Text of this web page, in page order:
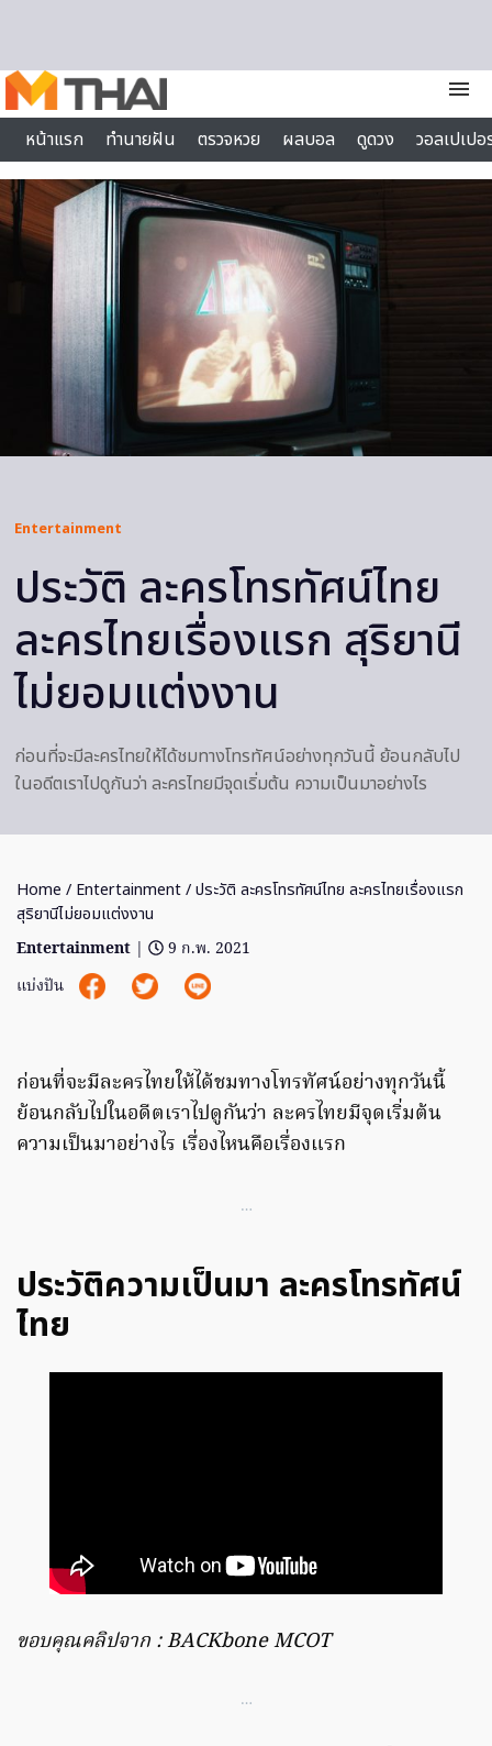
menu
หน้าแรก
ทำนายฝัน ตรวจหวย ผลบอล ดูดวง
วอลเปเป
ไลฟ์สไตล์
Entertainment
ประวัติ ละครโทรทัศน์ไทย
ละครไทยเรื่องแรก สุริยานี
ไม่ยอมแต่งงาน
ก่อนที่จะมีละครไทยให้ได้ชมทางโทรทัศน์อย่างทุกวันนี้ ย้อนกลับไป
ในอดีตเราไปดูกันว่า ละครไทยมีจุดเริ่มต้น ความเป็นมาอย่างไร
Home / Entertainment/ ประวัติ ละครโทรทัศน์ไทย ละครไทยเรื่องแรก
สุริยานีไม่ยอมแต่งงาน
Entertainment |
9 ก.พ. 2021
แบ่งปัน
ก่อนที่จะมีละครไทยให้ได้ชมทางโทรทัศน์อย่างทุกวันนี้
ย้อนกลับไปในอดีตเราไปดูกันว่า ละครไทยมีจุดเริ่มต้น
ความเป็นมาอย่างไร เรื่องไหนคือเรื่องแรก
…
ประวัติความเป็นมา ละครโทรทัศน์
ไทย
ขอบคุณคลิปจาก : BACKbone MCOT
…